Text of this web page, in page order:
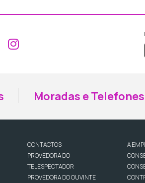
Aceder ao Facebook da
Aceder ao Instagram
Moradas e Telefones
CONTACTOS
PROVEDORA DO
TELESPECTADOR
PROVEDORA DO OUVINTE
A